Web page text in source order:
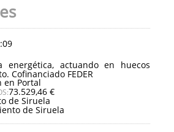
energética, actuando en huecos
Cofinanciado FEDER
en Portal
73.529,46 €
de Siruela
de Siruela